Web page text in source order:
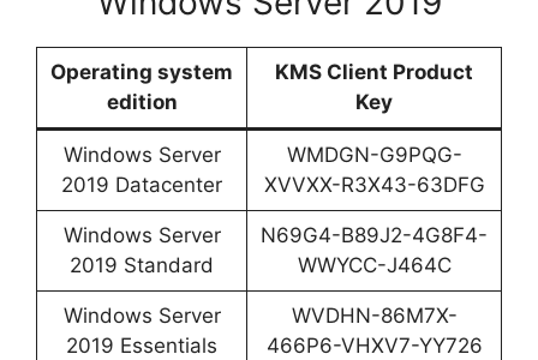
Operating system
edition
KMS Client Product
Key
Windows Server
2019 Datacenter
WMDGN-G9PQG-
XVVXX-R3X43-63DFG
Windows Server
2019 Standard
N69G4-B89J2-4G8F4-
WWYCC-J464C
Windows Server
2019 Essentials
WVDHN-86M7X-
466P6-VHXV7-YY726